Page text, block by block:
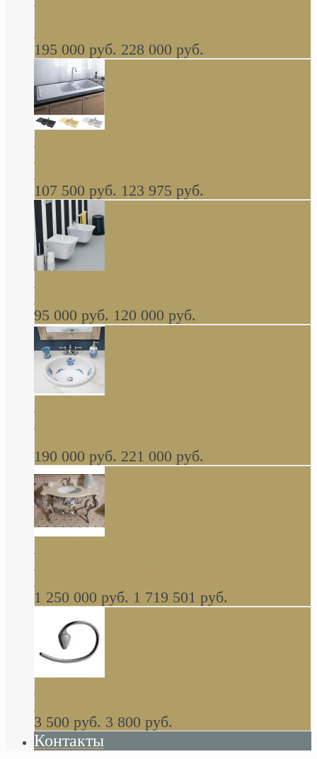
глянцевая платина В НАЛИЧИИ
195 000 руб. 228 000 руб.
керамическая мойка 1160 x 510 мм белая,
серая, черная, бежевая В НАЛИЧИИ
107 500 руб. 123 975 руб.
навесное КОМПЛЕКТ
95 000 руб. 120 000 руб.
Decorated Bathroom раковина овальная
встраиваемая для ванной с рисунком синяя
роза В НАЛИЧИИ
190 000 руб. 221 000 руб.
стиле барокко, из массива дерева, светло
коричневый матовый окрас + серебро
1 250 000 руб. 1 719 501 руб.
Khala Colombo аксессуары (серия) В
НАЛИЧИИ
3 500 руб. 3 800 руб.
Контакты